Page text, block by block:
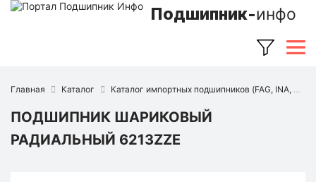
Подшипник-инфо
Главная Каталог Каталог импортных подшипников (FAG, INA, SKF, NSK, Timken и др.)
ПОДШИПНИК ШАРИКОВЫЙ
РАДИАЛЬНЫЙ 6213ZZE